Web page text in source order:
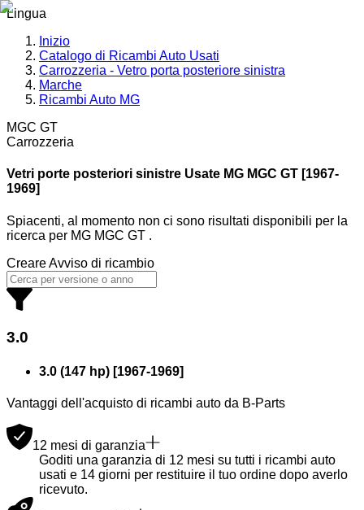
Lingua
Inizio
Catalogo di Ricambi Auto Usati
Carrozzeria - Vetro porta posteriore sinistra
Marche
Ricambi Auto MG
MGC GT
Carrozzeria
Vetri porte posteriori sinistre Usate MG MGC GT [1967-
1969]
Spiacenti, al momento non ci sono risultati disponibili per la
ricerca per MG MGC GT .
Creare Avviso di ricambio
3.0
3.0 (147 hp) [1967-1969]
Vantaggi dell'acquisto di ricambi auto da B-Parts
12 mesi di garanzia
Goditi una garanzia di 12 mesi su tutti i ricambi auto
usati e 14 giorni per restituire il tuo ordine dopo averlo
ricevuto.